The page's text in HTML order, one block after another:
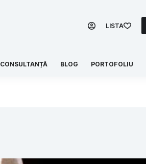
LISTA
CONSULTANȚĂ BLOG PORTOFOLIU